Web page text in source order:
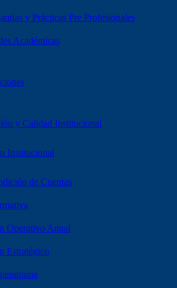
y Prácticas Pre Profesionales
Académicas
y Calidad Institucional
Institucional
de Cuentas
Operativo Anual
Estratégico